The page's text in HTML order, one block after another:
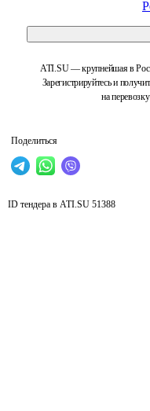
ATI.SU — крупнейшая в
Зарегистрируйтесь и
на
Поделиться
ID тендера в ATI.SU 51388